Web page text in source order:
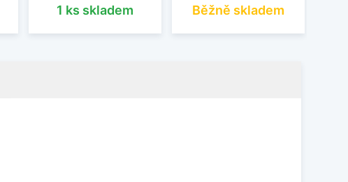
1 ks skladem Běžně skladem